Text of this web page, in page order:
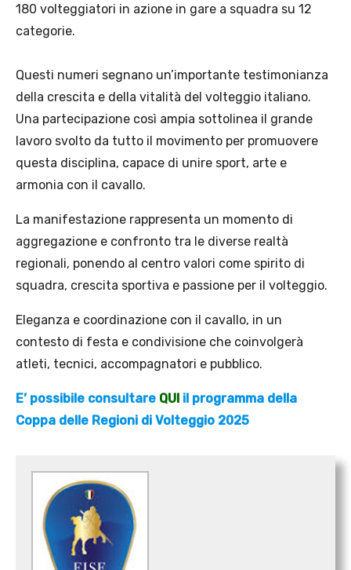
180 volteggiatori in azione in gare a squadra su 12
categorie.
Questi numeri segnano un’importante testimonianza
della crescita e della vitalità del volteggio italiano.
Una partecipazione così ampia sottolinea il grande
lavoro svolto da tutto il movimento per promuovere
questa disciplina, capace di unire sport, arte e
armonia con il cavallo.
La manifestazione rappresenta un momento di
aggregazione e confronto tra le diverse realtà
regionali, ponendo al centro valori come spirito di
squadra, crescita sportiva e passione per il volteggio.
Eleganza e coordinazione con il cavallo, in un
contesto di festa e condivisione che coinvolgerà
atleti, tecnici, accompagnatori e pubblico.
E’ possibile consultare QUI il programma della
Coppa delle Regioni di Volteggio 2025